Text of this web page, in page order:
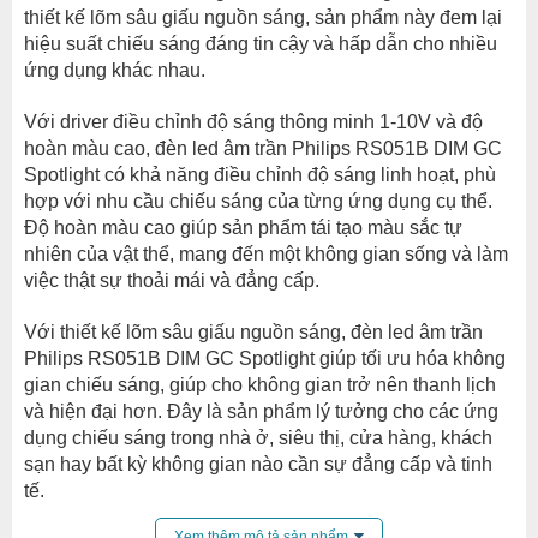
thiết kế lõm sâu giấu nguồn sáng, sản phẩm này đem lại
hiệu suất chiếu sáng đáng tin cậy và hấp dẫn cho nhiều
ứng dụng khác nhau.
Với driver điều chỉnh độ sáng thông minh 1-10V và độ
hoàn màu cao, đèn led âm trần Philips RS051B DIM GC
Spotlight có khả năng điều chỉnh độ sáng linh hoạt, phù
hợp với nhu cầu chiếu sáng của từng ứng dụng cụ thể.
Độ hoàn màu cao giúp sản phẩm tái tạo màu sắc tự
nhiên của vật thể, mang đến một không gian sống và làm
việc thật sự thoải mái và đẳng cấp.
Với thiết kế lõm sâu giấu nguồn sáng, đèn led âm trần
Philips RS051B DIM GC Spotlight giúp tối ưu hóa không
gian chiếu sáng, giúp cho không gian trở nên thanh lịch
và hiện đại hơn. Đây là sản phẩm lý tưởng cho các ứng
dụng chiếu sáng trong nhà ở, siêu thị, cửa hàng, khách
sạn hay bất kỳ không gian nào cần sự đẳng cấp và tinh
tế.